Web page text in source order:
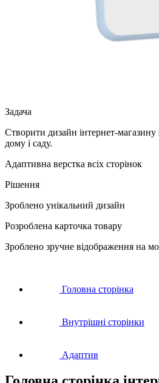
Задача
Створити дизайн інтернет-магазину
дому і саду.
Адаптивна верстка всіх сторінок
Рішення
Зроблено унікальний дизайн
Розроблена карточка товару
Зроблено зручне відображення на
Головна сторінка
Внутрішні сторінки
Адаптив